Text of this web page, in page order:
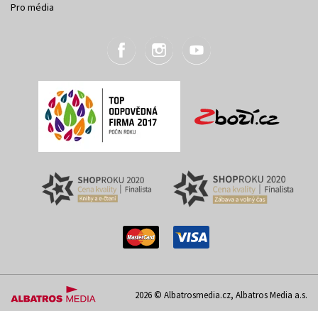
Pro média
2026 © Albatrosmedia.cz, Albatros Media a.s.